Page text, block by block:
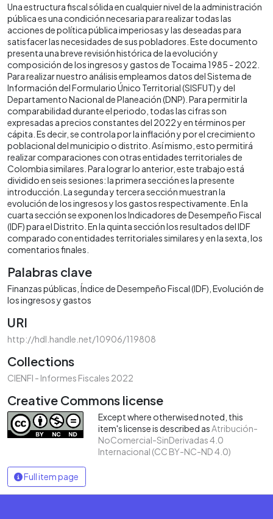
Una estructura fiscal sólida en cualquier nivel de la administración
pública es una condición necesaria para realizar todas las
acciones de política pública imperiosas y las deseadas para
satisfacer las necesidades de sus pobladores. Este documento
presenta una breve revisión histórica de la evolución y
composición de los ingresos y gastos de Tocaima 1985 - 2022.
Para realizar nuestro análisis empleamos datos del Sistema de
Información del Formulario Único Territorial (SISFUT) y del
Departamento Nacional de Planeación (DNP). Para permitir la
comparabilidad durante el periodo, todas las cifras son
expresadas a precios constantes del 2022 y en términos per
cápita. Es decir, se controla por la inflación y por el crecimiento
poblacional del municipio o distrito. Así mismo, esto permitirá
realizar comparaciones con otras entidades territoriales de
Colombia similares. Para lograr lo anterior, este trabajo está
dividido en seis sesiones: la primera sección es la presente
introducción. La segunda y tercera sección muestran la
evolución de los ingresos y los gastos respectivamente. En la
cuarta sección se exponen los Indicadores de Desempeño Fiscal
(IDF) para el Distrito. En la quinta sección los resultados del IDF
comparado con entidades territoriales similares y en la sexta, los
comentarios finales.
Palabras clave
Finanzas públicas Índice de Desempeño Fiscal (IDF) Evolución de
los ingresos y gastos
URI
http://hdl.handle.net/10906/119808
Collections
CIENFI - Informes Fiscales 2022
Creative Commons license
Except where otherwised noted, this
item's license is described asAtribución-
NoComercial-SinDerivadas 4.0
Internacional (CC BY-NC-ND 4.0)
Full item page